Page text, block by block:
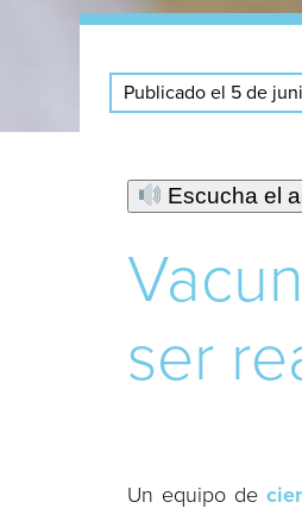
Publicado el 5 de
Escucha el
ser
Un equipo de